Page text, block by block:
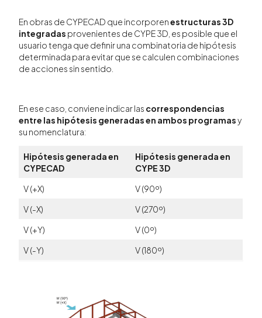
En obras de CYPECAD que incorporenestructuras 3D
integradas provenientes de CYPE 3D, es posible que el
usuario tenga que definir una combinatoria de hipótesis
determinada para evitar que se calculen combinaciones
de acciones sin sentido.
En ese caso, conviene indicar las correspondencias
entre las hipótesis generadas en ambos programasy
su nomenclatura:
Hipótesis generada en
CYPECAD
Hipótesis generada en
CYPE 3D
V (+X)
V (90º)
V (-X)
V (270º)
V (+Y)
V (0º)
V (-Y)
V (180º)